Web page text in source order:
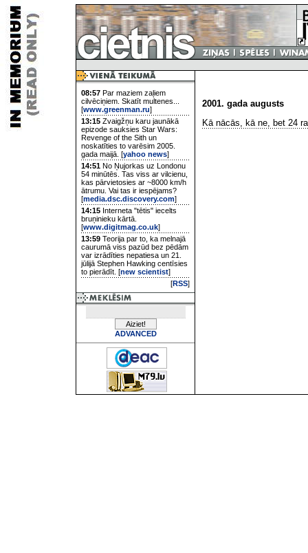
08:57 Par maziem zaļiem
cilvēciņiem. Skatīt multenes...
[www.greenman.ru]
13:15 Zvaigžņu karu jaunākā
epizode sauksies Star Wars:
Revenge of the Sith un
noskatīties to varēsim 2005.
gada maijā. [yahoo news]
14:51 No Ņujorkas uz Londonu
54 minūtēs. Tas viss ar vilcienu,
kas pārvietosies ar ~8000 km/h
ātrumu. Vai tas ir iespējams?
[media.dsc.discovery.com]
14:15 Interneta "tētis" iecelts
bruņinieku kārtā.
[www.digitmag.co.uk]
13:59 Teorija par to, ka melnajā
caurumā viss pazūd bez pēdām
var izrādīties nepatiesa un 21.
jūlijā Stephen Hawking centīsies
to pierādīt. [new scientist]
[RSS]
ADVANCED
2001. gada augusts
Kā nācās, kā ne, bet 24